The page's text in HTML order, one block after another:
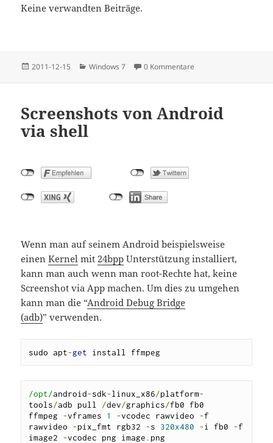
Keine verwandten Beiträge.
Posted
2011-12-15 Categories
Windows 7 0 Kommentare
Screenshots von Android
via shell
Wenn man auf seinem Android beispielsweise
einenKernel mit 24bpp Unterstützung installiert,
kann man auch wenn man root-Rechte hat, keine
Screenshot via App machen. Um dies zu umgehen
kann man die “Android Debug Bridge
(adb)” verwenden.
sudo apt-get install ffmpeg
/opt/android-sdk-linux_x86/platform-
tools/adb pull /dev/graphics/fb0 fb0
ffmpeg -vframes 1 -vcodec rawvideo -f
rawvideo -pix_fmt rgb32 -s 320x480 -i fb0 -f
image2 -vcodec png image .png